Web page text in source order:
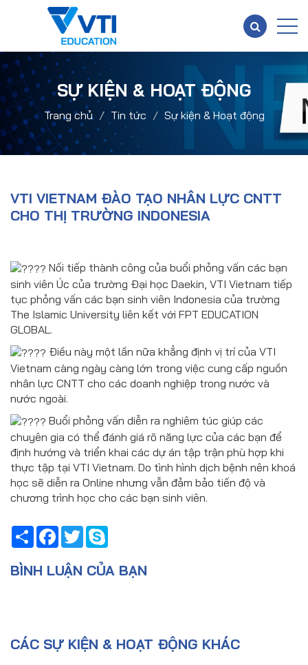
SỰ KIỆN & HOẠT ĐỘNG
Trang chủ Tin tức Sự kiện & Hoạt động
VTI VIETNAM ĐÀO TẠO NHÂN LỰC CNTT
CHO THỊ TRƯỜNG INDONESIA
Nối tiếp thành công của buổi phỏng vấn các bạn
sinh viên Úc của trường Đại học Daekin, VTI Vietnam tiếp
tục phỏng vấn các bạn sinh viên Indonesia của trường
The Islamic University liên kết với FPT EDUCATION
GLOBAL.
Điều này một lần nữa khẳng định vị trí của VTI
Vietnam càng ngày càng lớn trong việc cung cấp nguồn
nhân lực CNTT cho các doanh nghiệp trong nước và
nước ngoài.
Buổi phỏng vấn diễn ra nghiêm túc giúp các
chuyên gia có thể đánh giá rõ năng lực của các bạn để
định hướng và triển khai các dự án tập trận phù hợp khi
thực tập tại VTI Vietnam. Do tình hình dịch bệnh nên khoá
học sẽ diễn ra Online nhưng vẫn đảm bảo tiến độ và
chương trình học cho các bạn sinh viên.
ShareFacebook
Twitter
BÌNH LUẬN CỦA BẠN
CÁC SỰ KIỆN & HOẠT ĐỘNG KHÁC